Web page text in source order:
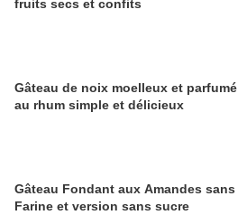
fruits secs et confits
Gâteau de noix moelleux et parfumé
au rhum simple et délicieux
Gâteau Fondant aux Amandes sans
Farine et version sans sucre